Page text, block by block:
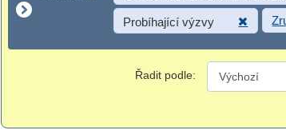
Probíhající výzvy
Řadit podle: